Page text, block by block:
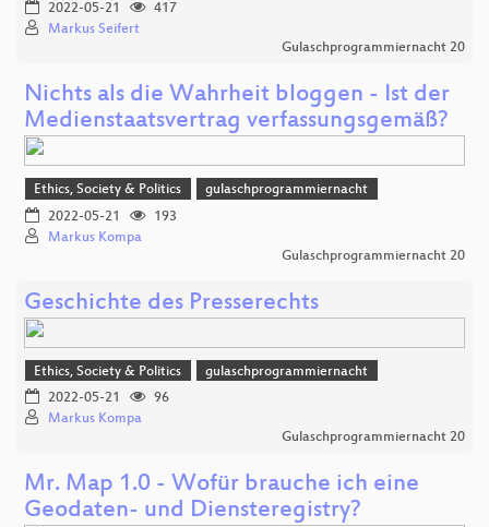
2022-05-21
417
Markus Seifert
Gulaschprogrammiernacht 20
Nichts als die Wahrheit bloggen - Ist der
Medienstaatsvertrag verfassungsgemäß?
Ethics, Society & Politics
gulaschprogrammiernacht
2022-05-21
193
Markus Kompa
Gulaschprogrammiernacht 20
Geschichte des Presserechts
Ethics, Society & Politics
gulaschprogrammiernacht
2022-05-21
96
Markus Kompa
Gulaschprogrammiernacht 20
Mr. Map 1.0 - Wofür brauche ich eine
Geodaten- und Diensteregistry?